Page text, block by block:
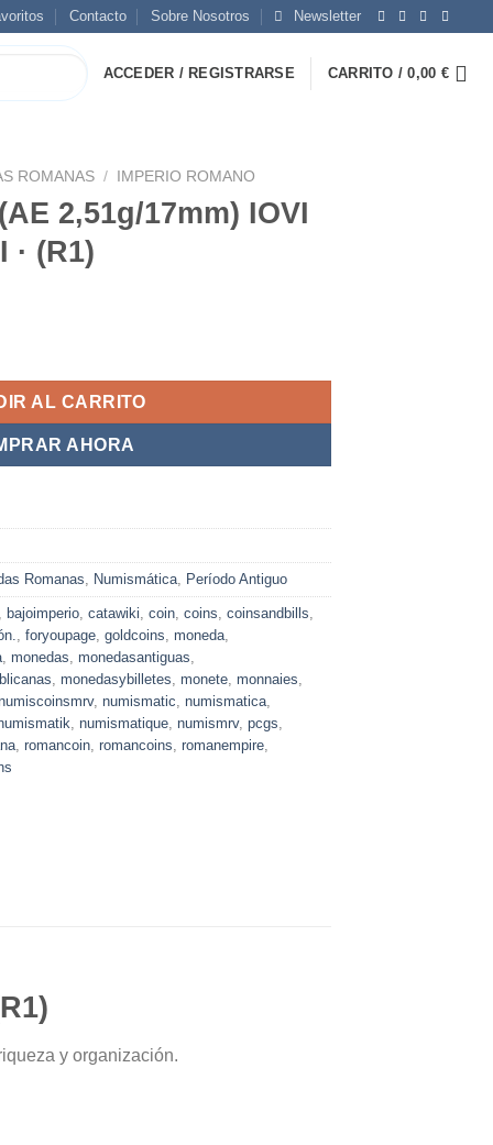
Contacto Sobre Nosotros Newsletter
ACCEDER / REGISTRARSE CARRITO /0,00 €
ROMANAS / IMPERIO ROMANO
2,51g/17mm) IOVI
· (R1)
AL CARRITO
AHORA
Romanas, Numismática, Período Antiguo
, bajoimperio, catawiki, coin, coins, coinsandbills,
, foryoupage, goldcoins, moneda,
, monedas, monedasantiguas,
, monedasybilletes, monete, monnaies,
, numismatic, numismatica,
, numismatique, numismrv, pcgs,
, romancoin, romancoins, romanempire,
y organización.